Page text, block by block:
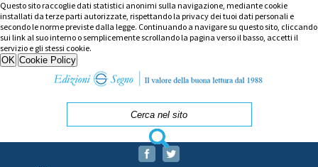
Questo sito raccoglie dati statistici anonimi sulla navigazione, mediante cookie
installati da terze parti autorizzate, rispettando la privacy dei tuoi dati personali e
secondo le norme previste dalla legge. Continuando a navigare su questo sito, cliccando
sui link al suo interno o semplicemente scrollando la pagina verso il basso, accetti il
servizio e gli stessi cookie.